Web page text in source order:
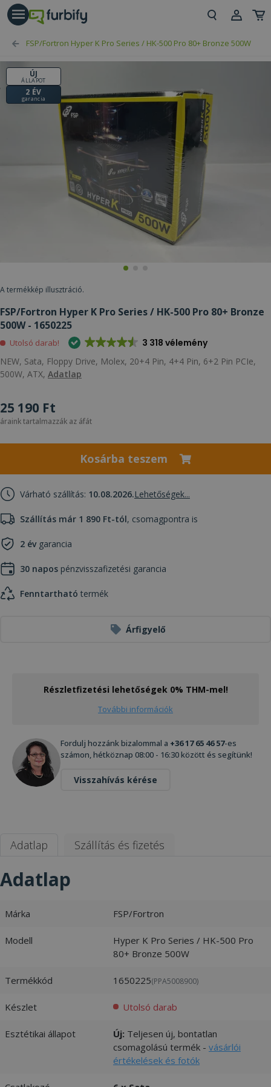
FSP/Fortron Hyper K Pro Series / HK-500 Pro 80+ Bronze 500W
ÚJ
ÁLLAPOT
2 ÉV
garancia
A termékkép illusztráció.
FSP/Fortron Hyper K Pro Series / HK-500 Pro 80+ Bronze
500W - 1650225
Utolsó darab! 3 318 vélemény
NEW, Sata, Floppy Drive, Molex, 20+4 Pin, 4+4 Pin, 6+2 Pin PCIe,
500W, ATX, Adatlap
25 190 Ft
áraink tartalmazzák az áfát
Kosárba teszem
Várható szállítás: 10.08.2026.Lehetőségek...
Szállítás már 1 890 Ft-tól, csomagpontra is
2 évgarancia
30 napos pénzvisszafizetési garancia
Fenntartható termék
Árfigyelő
Részletfizetési lehetőségek 0% THM-mel!
További információk
Fordulj hozzánk bizalommal a +36 17 65 46 57-es
számon, hétköznap 08:00 - 16:30 között és segítünk!
Visszahívás kérése
Adatlap Szállítás és fizetés
Adatlap
Márka FSP/Fortron
Modell
Hyper K Pro Series / HK-500 Pro
80+ Bronze 500W
Termékkód 1650225(PPA5008900)
Készlet Utolsó darab
Esztétikai állapot Új: Teljesen új, bontatlan
csomagolású termék - vásárlói
értékelések és fotók
gomb